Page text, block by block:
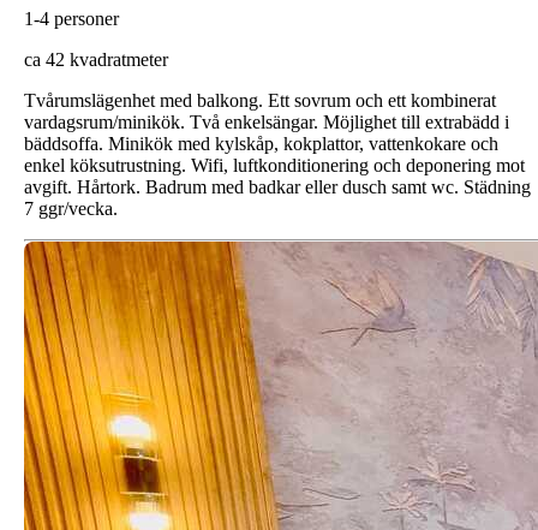
1-4 personer
ca 42 kvadratmeter
Tvårumslägenhet med balkong. Ett sovrum och ett kombinerat
vardagsrum/minikök. Två enkelsängar. Möjlighet till extrabädd i
bäddsoffa. Minikök med kylskåp, kokplattor, vattenkokare och
enkel köksutrustning. Wifi, luftkonditionering och deponering mot
avgift. Hårtork. Badrum med badkar eller dusch samt wc. Städning
7 ggr/vecka.